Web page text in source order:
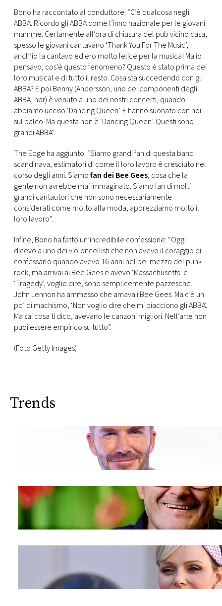
VIDEO
TV
PRINCIPATO
DI
MONACO
RMC
CONSIGLIA
Bono ha raccontato al conduttore: “C’è qualcosa negli
ABBA. Ricordo gli ABBA come l’inno nazionale per le giovani
mamme. Certamente all’ora di chiusura del pub vicino casa,
spesso le giovani cantavano ‘Thank You For The Music’,
anch’io la cantavo ed ero molto felice per la musica! Ma io
pensavo, cos’è questo fenomeno? Questo è stato prima dei
loro musical e di tutto il resto. Cosa sta succedendo con gli
ABBA? E poi Benny (Andersson, uno dei componenti degli
ABBA, ndr) è venuto a uno dei nostri concerti, quando
abbiamo ucciso ‘Dancing Queen’. E hanno suonato con noi
sul palco. Ma questa non è ‘Dancing Queen’. Questi sono i
grandi ABBA”.
The Edge ha aggiunto: “Siamo grandi fan di questa band
scandinava, estimatori di come il loro lavoro è cresciuto nel
corso degli anni. Siamofan dei Bee Gees, cosa che la
gente non avrebbe mai immaginato. Siamo fan di molti
grandi cantautori che non sono necessariamente
considerati come molto alla moda, apprezziamo molto il
loro lavoro”.
Infine, Bono ha fatto un’incredibile confessione: “Oggi
dicevo a uno dei violoncellisti che non avevo il coraggio di
confessarlo quando avevo 16 anni nel bel mezzo del punk
rock, ma arrivai ai Bee Gees e avevo ‘Massachusetts’ e
‘Tragedy’, voglio dire, sono semplicemente pazzesche.
John Lennon ha ammesso che amava i Bee Gees. Ma c’è un
po’ di machismo, ‘Non voglio dire che mi piacciono gli ABBA’.
Ma sai cosa ti dico, avevano le canzoni migliori. Nell’arte non
puoi essere empirico su tutto”.
(Foto Getty Images)
Trends